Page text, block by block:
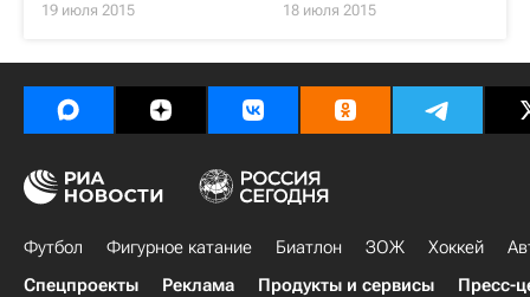
19 июля 2015 18 июля 2015
Футбол Фигурное катание Биатлон ЗОЖ Хоккей
Спецпроекты
Реклама Продукты и сервисы Пресс-